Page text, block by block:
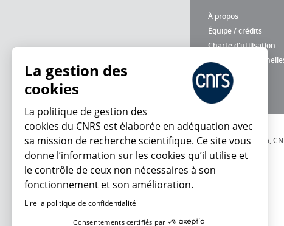
À propos
Équipe / crédits
Charte d'utilisation
Données
© 2026,
La gestion des
cookies
La politique de gestion des
cookies du CNRS est élaborée en adéquation avec
sa mission de recherche scientifique. Ce site vous
donne l’information sur les cookies qu’il utilise et
le contrôle de ceux non nécessaires à son
fonctionnement et son amélioration.
Lire la politique de confidentialité
Consentements certifiés par